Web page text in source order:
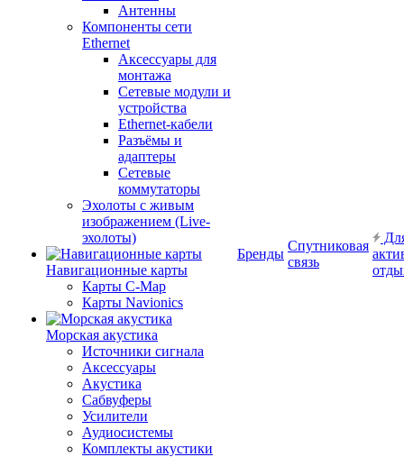
Антенны
Компоненты сети
Ethernet
Аксессуары для
монтажа
Сетевые модули и
устройства
Ethernet-кабели
Разъёмы и
адаптеры
Сетевые
коммутаторы
Эхолоты с живым
изображением (Live-
эхолоты)
Навигационные карты
Карты C-Map
Карты Navionics
Морская акустика
Источники сигнала
Аксессуары
Акустика
Сабвуферы
Усилители
Аудиосистемы
Комплекты акустики
Бренды
Спутниковая
связь